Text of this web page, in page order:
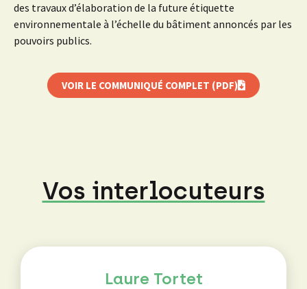
des travaux d’élaboration de la future étiquette
environnementale à l’échelle du bâtiment annoncés par les
pouvoirs publics.
VOIR LE COMMUNIQUÉ COMPLET (PDF)
Vos interlocuteurs
Laure Tortet